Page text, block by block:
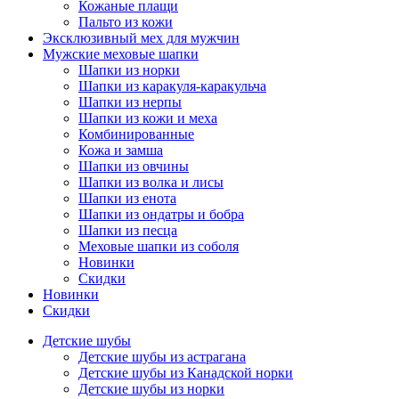
Кожаные плащи
Пальто из кожи
Эксклюзивный мех для мужчин
Мужские меховые шапки
Шапки из норки
Шапки из каракуля-каракульча
Шапки из нерпы
Шапки из кожи и меха
Комбинированные
Кожа и замша
Шапки из овчины
Шапки из волка и лисы
Шапки из енота
Шапки из ондатры и бобра
Шапки из песца
Меховые шапки из соболя
Новинки
Скидки
Новинки
Скидки
Детские шубы
Детские шубы из астрагана
Детские шубы из Канадской норки
Детские шубы из норки